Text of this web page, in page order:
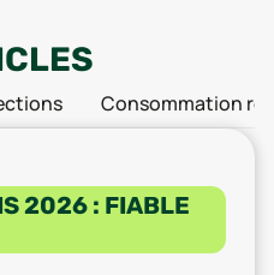
Consommation
2026 : FIABLE